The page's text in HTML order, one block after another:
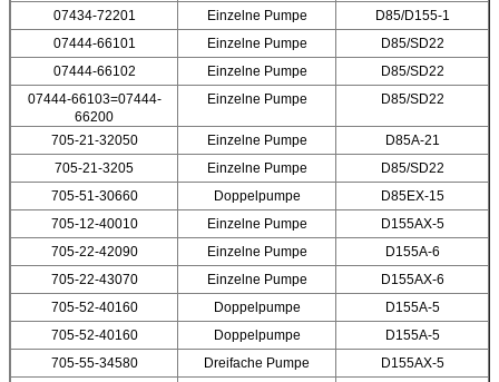
07434-72201
Einzelne Pumpe
D85/D155-1
07444-66101
Einzelne Pumpe
D85/SD22
07444-66102
Einzelne Pumpe
D85/SD22
07444-66103=07444-
66200
Einzelne Pumpe D85/SD22
705-21-32050 Einzelne Pumpe
D85A-21
705-21-3205
Einzelne Pumpe
D85/SD22
705-51-30660
Doppelpumpe
D85EX-15
705-12-40010
Einzelne Pumpe
D155AX-5
705-22-42090
Einzelne Pumpe
D155A-6
705-22-43070
Einzelne Pumpe
D155AX-6
705-52-40160
Doppelpumpe
D155A-5
705-52-40160
Doppelpumpe
D155A-5
705-55-34580
Dreifache Pumpe
D155AX-5